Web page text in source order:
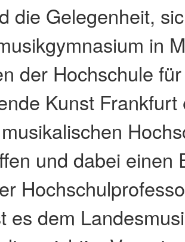
die Gelegenheit,
in
der Hochschule
Kunst
und dabei einen
es dem